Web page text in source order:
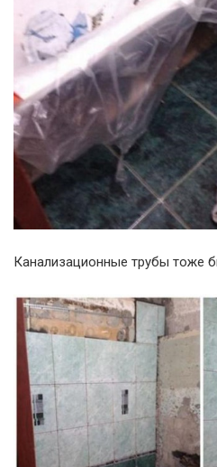
Канализационные трубы тоже